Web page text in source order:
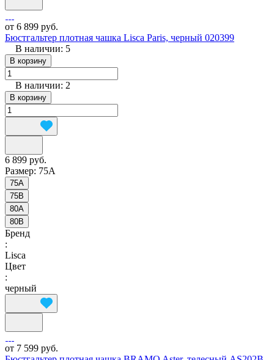
от 6 899 руб.
Бюстгальтер плотная чашка Lisca Paris, черный 020399
В наличии: 5
В корзину
В наличии: 2
В корзину
6 899 руб.
Размер: 75A
75A
75B
80A
80B
Бренд
:
Lisca
Цвет
:
черный
от 7 599 руб.